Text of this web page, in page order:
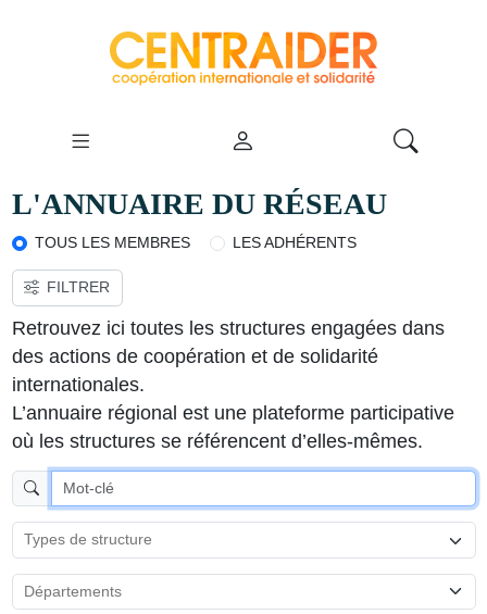
L'ANNUAIRE DU RÉSEAU
TOUS LES MEMBRES LES ADHÉRENTS
FILTRER
Retrouvez ici toutes les structures engagées dans
des actions de coopération et de solidarité
internationales.
L’annuaire régional est une plateforme participative
où les structures se référencent d’elles-mêmes.